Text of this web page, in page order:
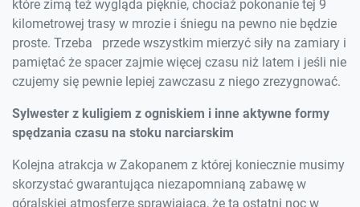
które zimą też wygląda pięknie, chociaż pokonanie tej 9
kilometrowej trasy w mrozie i śniegu na pewno nie będzie
proste. Trzeba przede wszystkim mierzyć siły na zamiary i
pamiętać że spacer zajmie więcej czasu niż latem i jeśli nie
czujemy się pewnie lepiej zawczasu z niego zrezygnować.
Sylwester z kuligiem z ogniskiem i inne aktywne formy
spędzania czasu na stoku narciarskim
Kolejna atrakcja w Zakopanem z której koniecznie musimy
skorzystać gwarantująca niezapomnianą zabawę w
góralskiej atmosferze sprawiająca, że tą ostatni noc w